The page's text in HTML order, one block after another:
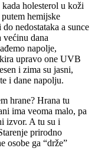
holesterol u koži
hemijske
nedostataka a sunce
većinu dana
napolje,
upravo one UVB
i zima su jasni,
i dane napolju.
hrane? Hrana tu
ima veoma malo, pa
izvor. A tu su i
prirodno
osobe ga “drže”